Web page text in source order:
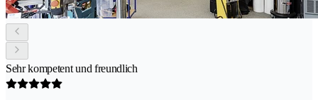
Sehr kompetent und freundlich